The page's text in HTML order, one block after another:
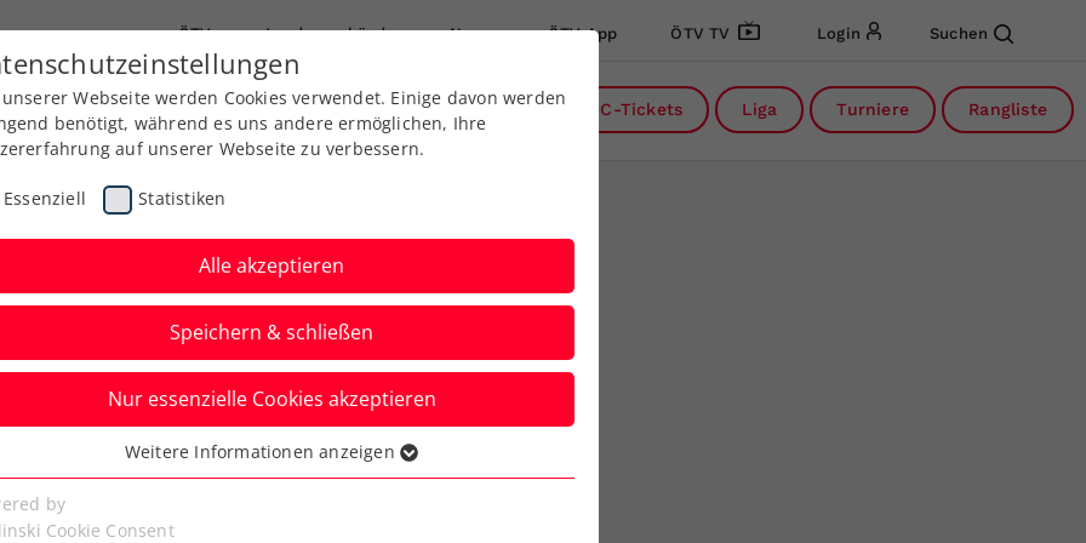
ÖTV Landesverbände News ÖTV App ÖTV TV Login Suchen
Ausbildung Services Über uns DC-Tickets Liga Turniere Rangliste
bei der Doppel-
Webseite werden Cookies verwendet. Einige davon werden
benötigt, während es uns andere ermöglichen, Ihre
auf unserer Webseite zu verbessern.
Essenziell Statistiken
Alle akzeptieren
Speichern & schließen
Nur essenzielle Cookies akzeptieren
Cookies werden für grundlegende Funktionen der
benötigt. Dadurch ist gewährleistet, dass die Webseite
Weitere Informationen anzeigen
by
Cookie Consent